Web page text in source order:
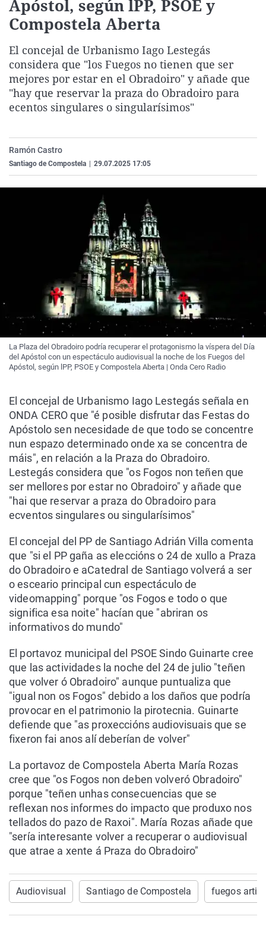
La rosa de los vientos
Como el perro y el
Caso
Equipo de
Operación Viuda
Extremadura
La Rioja
Navarra
País Vasco
Virales
Elecciones
Apóstol, según lPP, PSOE y
Compostela Aberta
El concejal de Urbanismo Iago Lestegás
considera que "los Fuegos no tienen que ser
mejores por estar en el Obradoiro" y añade que
"hay que reservar la praza do Obradoiro para
ecentos singulares o singularísimos"
Ramón Castro
Santiago de Compostela 29.07.2025 17:05
La Plaza del Obradoiro podría recuperar el protagonismo la víspera del Día
del Apóstol con un espectáculo audiovisual la noche de los Fuegos del
Apóstol, según lPP, PSOE y Compostela Aberta | Onda Cero Radio
El concejal de Urbanismo Iago Lestegás señala en
ONDA CERO que "é posible disfrutar das Festas do
Apóstolo sen necesidade de que todo se concentre
nun espazo determinado onde xa se concentra de
máis", en relación a la Praza do Obradoiro.
Lestegás considera que "os Fogos non teñen que
ser mellores por estar no Obradoiro" y añade que
"hai que reservar a praza do Obradoiro para
ecventos singulares ou singularísimos"
El concejal del PP de Santiago Adrián Villa comenta
que "si el PP gaña as eleccións o 24 de xullo a Praza
do Obradoiro e aCatedral de Santiago volverá a ser
o esceario principal cun espectáculo de
videomapping" porque "os Fogos e todo o que
significa esa noite" hacían que "abriran os
informativos do mundo"
El portavoz municipal del PSOE Sindo Guinarte cree
que las actividades la noche del 24 de julio "teñen
que volver ó Obradoiro" aunque puntualiza que
"igual non os Fogos" debido a los daños que podría
provocar en el patrimonio la pirotecnia. Guinarte
defiende que "as proxeccións audiovisuais que se
fixeron fai anos alí deberían de volver"
La portavoz de Compostela Aberta María Rozas
cree que "os Fogos non deben volveró Obradoiro"
porque "teñen unhas consecuencias que se
reflexan nos informes do impacto que produxo nos
tellados do pazo de Raxoi". María Rozas añade que
"sería interesante volver a recuperar o audiovisual
que atrae a xente á Praza do Obradoiro"
Audiovisual Santiago de Compostela fuegos